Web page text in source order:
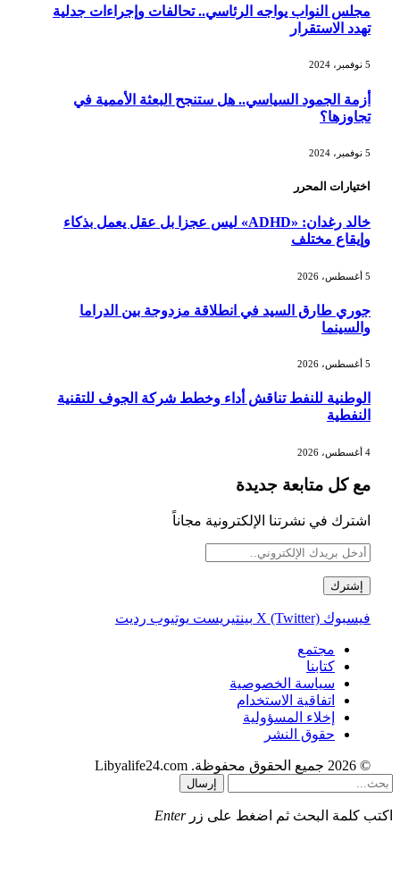
مجلس النواب يواجه الرئاسي.. تحالفات وإجراءات جدلية
تهدد الاستقرار
أزمة الجمود السياسي.. هل ستنجح البعثة الأممية في
تجاوزها؟
اختيارات المحرر
خالد رغدان: «ADHD» ليس عجزا بل عقل يعمل بذكاء
وإيقاع مختلف
جوري طارق السيد في انطلاقة مزدوجة بين الدراما
والسينما
الوطنية للنفط تناقش أداء وخطط شركة الجوف للتقنية
النفطية
مع كل متابعة جديدة
اشترك في نشرتنا الإلكترونية مجاناً
فيسبوك X (Twitter) بينتيريست يوتيوب رديت
مجتمع
كتابنا
سياسة الخصوصية
اتفاقية الاستخدام
إخلاء المسؤولية
حقوق النشر
© 2026 جميع الحقوق محفوظة. Libyalife24.com
إرسال
اكتب كلمة البحث ثم اضغط على زر Enter